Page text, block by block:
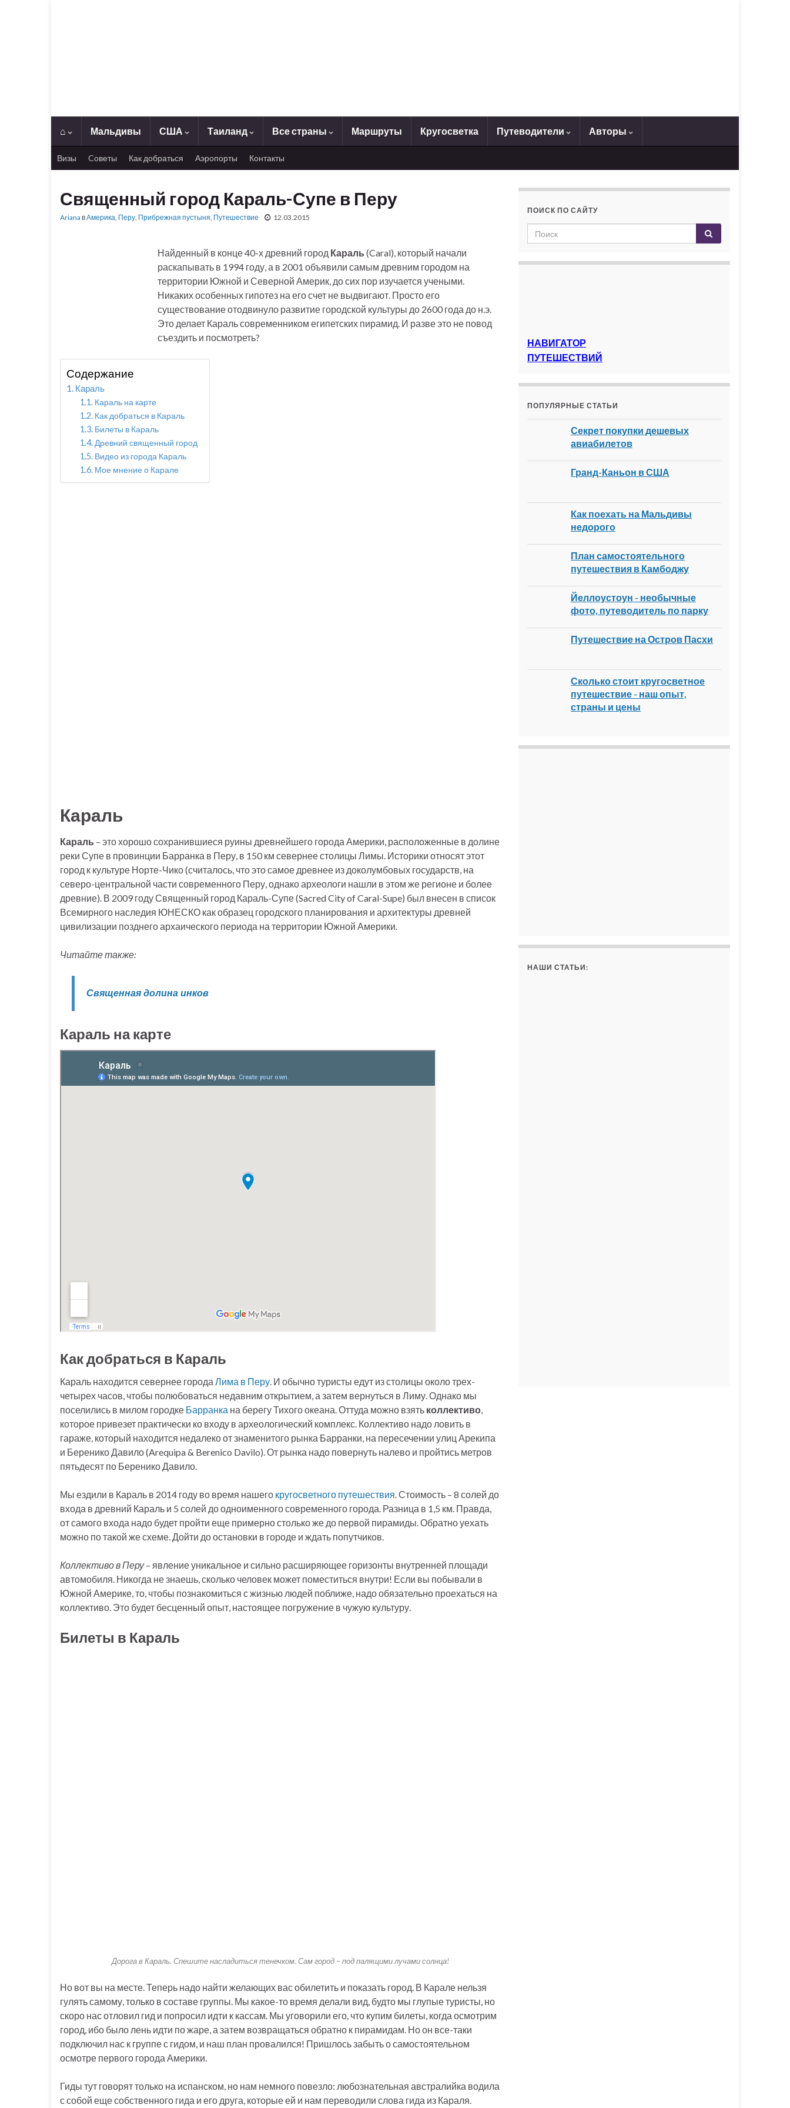
⌂ Мальдивы США Таиланд Все страны Маршруты Кругосветка Путеводители Авторы
Визы Cоветы Как добраться Аэропорты Контакты
Священный город Караль-Супе в Перу
Ariana вАмерика, Перу, Прибрежная пустыня, Путешествие 12.03.2015
Найденный в конце 40-х древний город Караль (Caral), который начали
раскапывать в 1994 году, а в 2001 объявили самым древним городом на
территории Южной и Северной Америк, до сих пор изучается учеными.
Никаких особенных гипотез на его счет не выдвигают. Просто его
существование отодвинуло развитие городской культуры до 2600 года до н.э.
Это делает Караль современником египетских пирамид. И разве это не повод
съездить и посмотреть?
Содержание
Караль
Караль на карте
Как добраться в Караль
Билеты в Караль
Древний священный город
Видео из города Караль
Мое мнение о Карале
Караль
Караль – это хорошо сохранившиеся руины древнейшего города Америки, расположенные в долине
реки Супе в провинции Барранка в Перу, в 150 км севернее столицы Лимы. Историки относят этот
город к культуре Норте-Чико (считалось, что это самое древнее из доколумбовых государств, на
северо-центральной части современного Перу, однако археологи нашли в этом же регионе и более
древние). В 2009 году Священный город Караль-Супе (Sacred City of Caral-Supe) был внесен в список
Всемирного наследия ЮНЕСКО как образец городского планирования и архитектуры древней
цивилизации позднего архаического периода на территории Южной Америки.
Читайте также:
Священная долина инков
Караль на карте
Как добраться в Караль
Караль находится севернее города Лима в Перу. И обычно туристы едут из столицы около трех-
четырех часов, чтобы полюбоваться недавним открытием, а затем вернуться в Лиму. Однако мы
поселились в милом городке Барранка на берегу Тихого океана. Оттуда можно взять коллективо,
которое привезет практически ко входу в археологический комплекс. Коллективо надо ловить в
гараже, который находится недалеко от знаменитого рынка Барранки, на пересечении улиц Арекипа
и Беренико Давило (Arequipa & Berenico Davilo). От рынка надо повернуть налево и пройтись метров
пятьдесят по Беренико Давило.
Мы ездили в Караль в 2014 году во время нашего кругосветного путешествия. Стоимость – 8 солей до
входа в древний Караль и 5 солей до одноименного современного города. Разница в 1,5 км. Правда,
от самого входа надо будет пройти еще примерно столько же до первой пирамиды. Обратно уехать
можно по такой же схеме. Дойти до остановки в городе и ждать попутчиков.
Коллективо в Перу– явление уникальное и сильно расширяющее горизонты внутренней площади
автомобиля. Никогда не знаешь, сколько человек может поместиться внутри! Если вы побывали в
Южной Америке, то, чтобы познакомиться с жизнью людей поближе, надо обязательно проехаться на
коллективо. Это будет бесценный опыт, настоящее погружение в чужую культуру.
Билеты в Караль
Дорога в Караль. Спешите насладиться тенечком. Сам город – под палящими лучами солнца!
Но вот вы на месте. Теперь надо найти желающих вас обилетить и показать город. В Карале нельзя
гулять самому, только в составе группы. Мы какое-то время делали вид, будто мы глупые туристы, но
скоро нас отловил гид и попросил идти к кассам. Мы уговорили его, что купим билеты, когда осмотрим
город, ибо было лень идти по жаре, а затем возвращаться обратно к пирамидам. Но он все-таки
подключил нас к группе с гидом, и наш план провалился! Пришлось забыть о самостоятельном
осмотре первого города Америки.
Гиды тут говорят только на испанском, но нам немного повезло: любознательная австралийка водила
с собой еще собственного гида и его друга, которые ей и нам переводили слова гида из Караля.
ПОИСК ПО САЙТУ
НАВИГАТОР
ПУТЕШЕСТВИЙ
ПОПУЛЯРНЫЕ СТАТЬИ
Секрет покупки дешевых
авиабилетов
Гранд-Каньон в США
Как поехать на Мальдивы
недорого
План самостоятельного
путешествия в Камбоджу
Йеллоустоун - необычные
фото, путеводитель по парку
Путешествие на Остров Пасхи
Сколько стоит кругосветное
путешествие - наш опыт,
страны и цены
НАШИ СТАТЬИ: